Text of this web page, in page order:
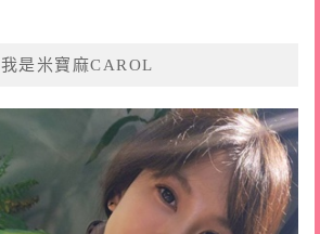
我是米寶麻CAROL